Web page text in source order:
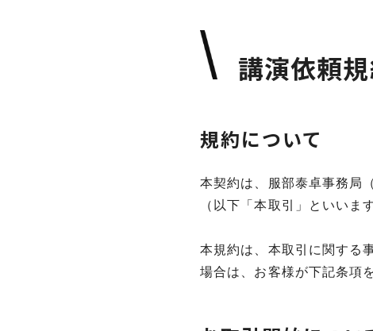
講演依頼
規約について
本契約は、服部泰卓事務局
（以下「本取引」といいま
本規約は、本取引に関する
場合は、お客様が下記条項